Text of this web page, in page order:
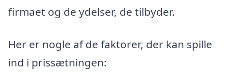
firmaet og de ydelser, de tilbyder.
Her er nogle af de faktorer, der kan spille
ind i prissætningen: